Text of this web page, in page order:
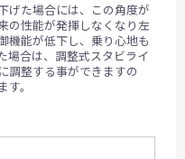
げた場合には、この角度が
の性能が発揮しなくなり左
機能が低下し、乗り心地も
場合は、調整式スタビライ
調整する事ができますの
。